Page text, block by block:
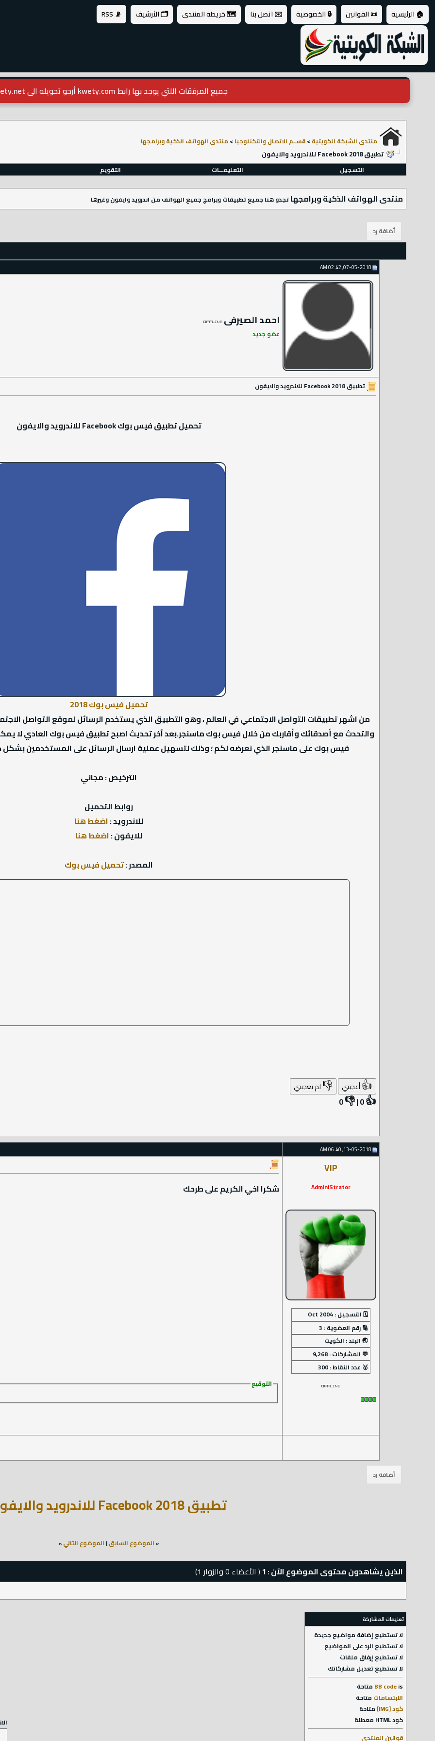
🏠 الرئيسية 📜 القوانين 🔒 الخصوصية ✉️ اتصل بنا 🗺️ خريطة المنتدى 🗂️ الأرشيف 📡 RSS
جميع المرفقات اللتي يوجد بها رابط kwety.com أرجو تحويله الى kwety.net
منتدى الشبكة الكويتية >قســم الاتصال والتكنلوجيا > منتدى الهواتف الذكية وبرامجها
تطبيق 2018 Facebook للاندرويد والايفون
التسجيل
التعليمـــات التقويم
منتدى الهواتف الذكية وبرامجهاتجدو هنا جميع تطبيقات وبرامج جميع الهواتف من اندرويد وايفون وغيرها
احمد الصيرفى
عضو جديد
تطبيق 2018 Facebook للاندرويد والايفون
تحميل تطبيق فيس بوك Facebook للاندرويد والايفون
تحميل فيس بوك 2018
من اشهر تطبيقات التواصل الاجتماعي في العالم ، وهو التطبيق الذي يستخدم الرسائل لموقع التواصل
والتحدث مع أصدقائك وأقاربك من خلال فيس بوك ماسنجر.بعد آخر تحديث اصبح تطبيق فيس بوك العادي لا
فيس بوك على ماسنجر الذي نعرضه لكم ؛ وذلك لتسهيل عملية ارسال الرسائل على المستخدمين بشكل
الترخيص : مجاني
روابط التحميل
للاندرويد :اضغط هنا
للايفون :اضغط هنا
المصدر :تحميل فيس بوك
👍أعجبني 👎لم يعجبني
👍
0
|
👎
0
VIP
AdminiStrator شكرا اخي الكريم على طرحك
التوقيع
تطبيق 2018 Facebook للاندرويد والايفون
«الموضوع السابق| الموضوع التالي»
الذين يشاهدون محتوى الموضوع الآن : 1 ( الأعضاء 0 والزوار 1)
تعليمات المشاركة
لا تستطيع إضافة مواضيع جديدة
لا تستطيع الرد على المواضيع
لا تستطيع إرفاق ملفات
لا تستطيعتعديل مشاركاتك
BB codeis
متاحة
الابتسامات متاحة
كود [IMG]
متاحة
كود HTML
معطلة
قوانين المنتدى